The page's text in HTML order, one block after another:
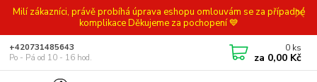
Milí zákazníci, právě probíhá úprava eshopu omlouvám se za případné
komplikace Děkujeme za pochopení 💙
+420731485643
Po - Pá od 10 - 16 hod.
0 ks
za 0,00 Kč